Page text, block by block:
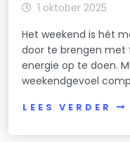
1 oktober 2025
Het weekend is hét
door te brengen met
energie op te doen.
weekendgevoel
LEES VERDER